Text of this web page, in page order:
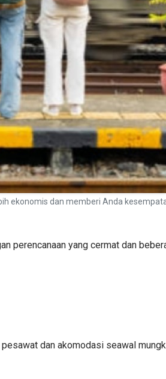
ekonomis dan memberi Anda
perencanaan yang cermat dan
dan akomodasi seawal